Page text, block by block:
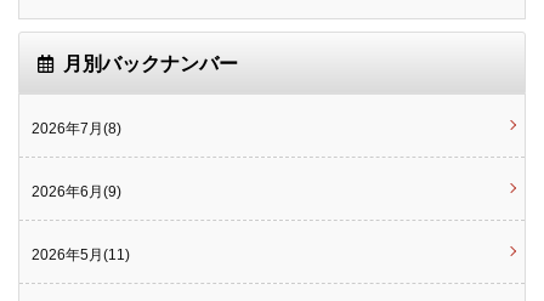
月別バックナンバー
2026年7月(8)
2026年6月(9)
2026年5月(11)